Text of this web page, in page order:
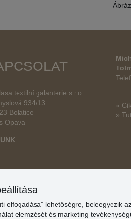
textilní galanterie s.r.o.
934/13
Bolatice
Opava
»
»
elfogadása” lehetőségre, beleegyezik
elemzését és marketing